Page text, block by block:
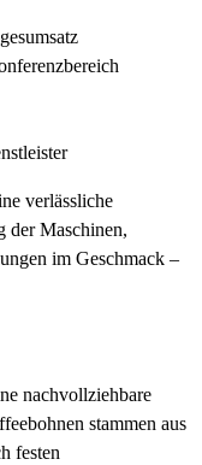
verlässliche
der Maschinen,
im Geschmack –
nachvollziehbare
stammen aus
festen